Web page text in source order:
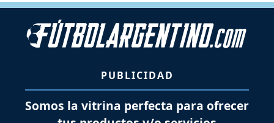
PUBLICIDAD
Somos la vitrina perfecta para ofrecer